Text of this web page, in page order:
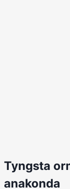
Tyngsta
anakonda